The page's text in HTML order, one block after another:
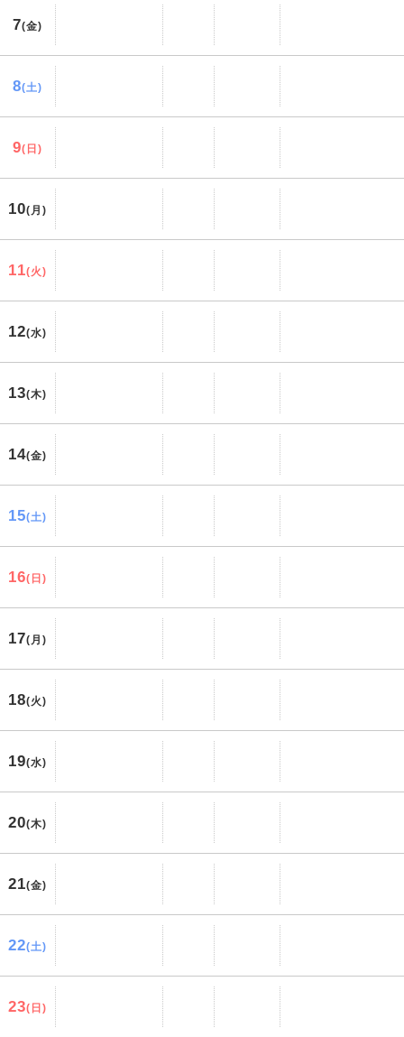
7(金)
8(土)
9(日)
10(月)
11(火)
12(水)
13(木)
14(金)
15(土)
16(日)
17(月)
18(火)
19(水)
20(木)
21(金)
22(土)
23(日)